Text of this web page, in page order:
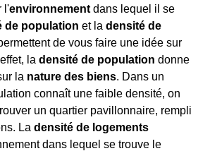
l'environnement dans lequel il se
de population et la densité de
de vous faire une idée sur
la densité de population donne
la nature des biens. Dans un
connaît une faible densité, on
un quartier pavillonnaire, rempli
La densité de logements
dans lequel se trouve le